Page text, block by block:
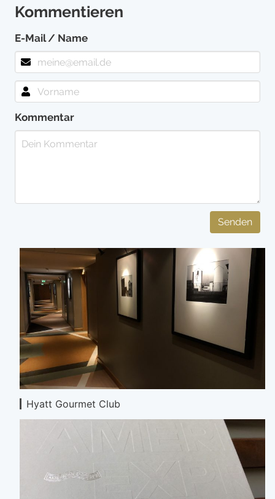
Kommentieren
E-Mail / Name
Kommentar
Senden
Hyatt Gourmet Club